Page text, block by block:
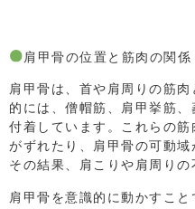
肩甲骨の位置と筋肉の関係
肩甲骨は、首や肩周りの筋
的には、僧帽筋、肩甲挙筋
付着しています。これらの
がずれたり、肩甲骨の可動域
その結果、肩こりや肩周りの
肩甲骨を意識的に動かすこ